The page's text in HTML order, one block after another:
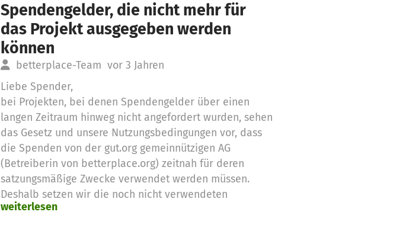
Spendengelder, die nicht mehr für
das Projekt ausgegeben werden
können
betterplace-Team vor 3 Jahren
Liebe Spender,
bei Projekten, bei denen Spendengelder über einen
langen Zeitraum hinweg nicht angefordert wurden, sehen
das Gesetz und unsere Nutzungsbedingungen vor, dass
die Spenden von der gut.org gemeinnützigen AG
(Betreiberin von betterplace.org) zeitnah für deren
satzungsmäßige Zwecke verwendet werden müssen.
Deshalb setzen wir die noch nicht verwendeten
Spendengelder für diese Zwecke ein
weiterlesen